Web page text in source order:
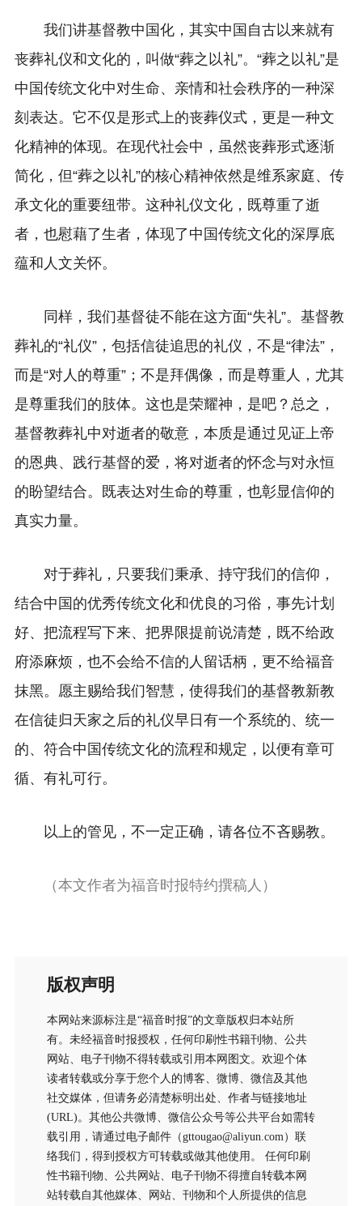
我们讲基督教中国化，其实中国自古以来就有
丧葬礼仪和文化的，叫做“葬之以礼”。“葬之以礼”是
中国传统文化中对生命、亲情和社会秩序的一种深
刻表达。它不仅是形式上的丧葬仪式，更是一种文
化精神的体现。在现代社会中，虽然丧葬形式逐渐
简化，但“葬之以礼”的核心精神依然是维系家庭、传
承文化的重要纽带。这种礼仪文化，既尊重了逝
者，也慰藉了生者，体现了中国传统文化的深厚底
蕴和人文关怀。
同样，我们基督徒不能在这方面“失礼”。基督教
葬礼的“礼仪”，包括信徒追思的礼仪，不是“律法”，
而是“对人的尊重”；不是拜偶像，而是尊重人，尤其
是尊重我们的肢体。这也是荣耀神，是吧？总之，
基督教葬礼中对逝者的敬意，本质是通过见证上帝
的恩典、践行基督的爱，将对逝者的怀念与对永恒
的盼望结合。既表达对生命的尊重，也彰显信仰的
真实力量。
对于葬礼，只要我们秉承、持守我们的信仰，
结合中国的优秀传统文化和优良的习俗，事先计划
好、把流程写下来、把界限提前说清楚，既不给政
府添麻烦，也不会给不信的人留话柄，更不给福音
抹黑。愿主赐给我们智慧，使得我们的基督教新教
在信徒归天家之后的礼仪早日有一个系统的、统一
的、符合中国传统文化的流程和规定，以便有章可
循、有礼可行。
以上的管见，不一定正确，请各位不吝赐教。
（本文作者为福音时报特约撰稿人）
版权声明
本网站来源标注是“福音时报”的文章版权归本站所
有。未经福音时报授权，任何印刷性书籍刊物、公共
网站、电子刊物不得转载或引用本网图文。欢迎个体
读者转载或分享于您个人的博客、微博、微信及其他
社交媒体，但请务必清楚标明出处、作者与链接地址
(URL)。其他公共微博、微信公众号等公共平台如需转
载引用，请通过电子邮件（gttougao@aliyun.com）联
络我们，得到授权方可转载或做其他使用。 任何印刷
性书籍刊物、公共网站、电子刊物不得擅自转载本网
站转载自其他媒体、网站、刊物和个人所提供的信息